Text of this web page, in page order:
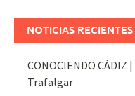
NOTICIAS RECIENTES
CONOCIENDO
Trafalgar